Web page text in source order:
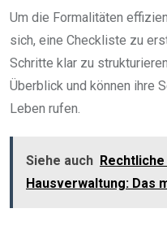
Um die Formalitäten
sich, eine Checkliste zu
Schritte klar zu
Überblick und können ihre
Leben rufen.
Siehe auch
Hausverwaltung: Das